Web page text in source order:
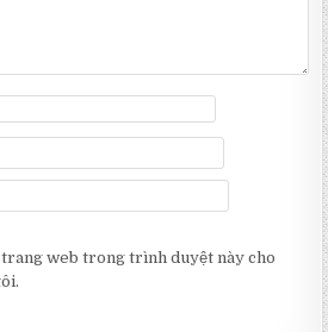
trang web trong trình duyệt này cho